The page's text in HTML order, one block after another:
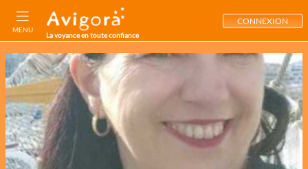
MENU
La voyance en toute confiance
CONNEXION